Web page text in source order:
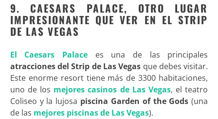
9. CAESARS PALACE, OTRO LUGAR
IMPRESIONANTE QUE VER EN EL STRIP
DE LAS VEGAS
El Caesars Palace es una de las principales
atracciones del Strip de Las Vegas que debes visitar.
Este enorme resort tiene más de 3300 habitaciones,
uno de los mejores casinos de Las Vegas, el teatro
Coliseo y la lujosa piscina Garden of the Gods(una
de las mejores piscinas de Las Vegas).